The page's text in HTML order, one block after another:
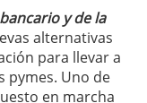
y de la
alternativas
para llevar a
pymes. Uno de
en marcha